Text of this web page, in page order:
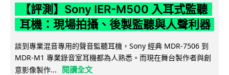
【評測】Sony IER-M500 入耳式監聽
耳機：現場拍攝、後製監聽與人聲利器
談到專業混音專用的聲音監聽耳機，Sony 經典 MDR-7506 到
MDR-M1 專業錄音室耳機都為人熟悉。而現在舞台製作者與創
意影像製作...
閱讀全文